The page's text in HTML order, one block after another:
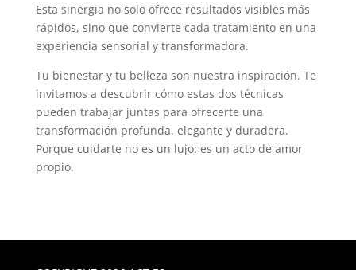
Esta sinergia no solo ofrece resultados visibles más
rápidos, sino que convierte cada tratamiento en una
experiencia sensorial y transformadora.
Tu bienestar y tu belleza son nuestra inspiración. Te
invitamos a descubrir cómo estas dos técnicas
pueden trabajar juntas para ofrecerte una
transformación profunda, elegante y duradera.
Porque cuidarte no es un lujo: es un acto de amor
propio.